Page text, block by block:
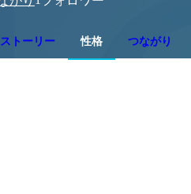
ストーリー 性格 つながり